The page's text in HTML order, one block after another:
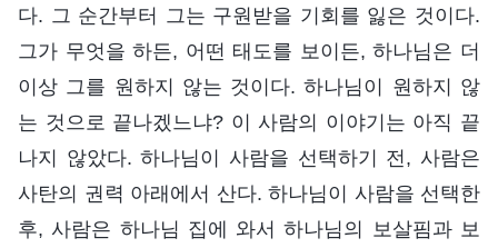
다. 그 순간부터 그는 구원받을 기회를 잃은 것이다.
그가 무엇을 하든, 어떤 태도를 보이든, 하나님은 더
이상 그를 원하지 않는 것이다. 하나님이 원하지 않
는 것으로 끝나겠느냐? 이 사람의 이야기는 아직 끝
나지 않았다. 하나님이 사람을 선택하기 전, 사람은
사탄의 권력 아래에서 산다. 하나님이 사람을 선택한
후, 사람은 하나님 집에 와서 하나님의 보살핌과 보